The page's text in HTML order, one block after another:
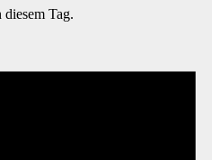
diesem Tag.